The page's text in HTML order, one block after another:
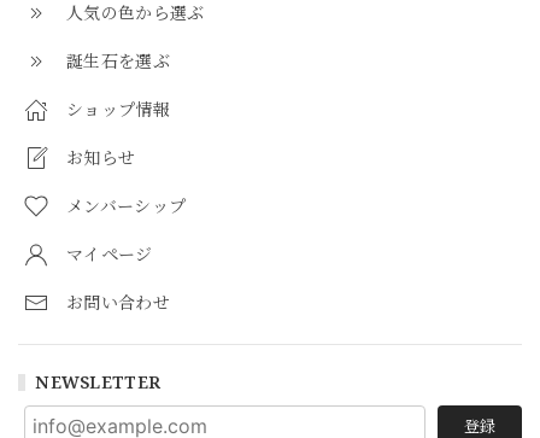
人気の色から選ぶ
誕生石を選ぶ
ショップ情報
お知らせ
メンバーシップ
マイページ
お問い合わせ
NEWSLETTER
登録